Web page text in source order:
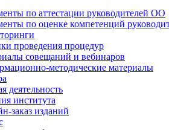
по аттестации руководителей ОО
по оценке компетенций
проведения процедур
совещаний и вебинаров
методические материалы
деятельность
института
заказ изданий